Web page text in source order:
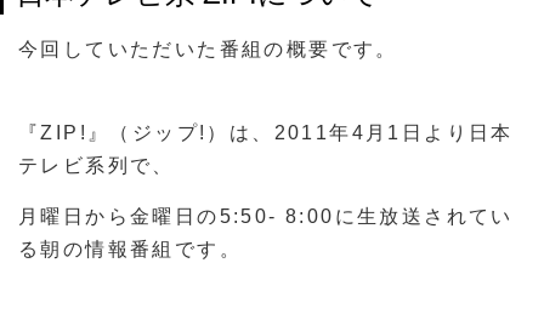
今回していただいた番組の概要です。
『ZIP!』（ジップ!）は、2011年4月1日より日本
テレビ系列で、
月曜日から金曜日の5:50- 8:00に生放送されてい
る朝の情報番組です。